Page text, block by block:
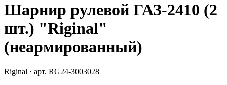
Шарнир рулевой ГАЗ-2410 (2
шт.) "Riginal"
(неармированный)
Riginal · арт. RG24-3003028